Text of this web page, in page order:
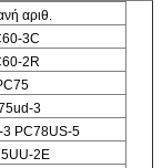
αριθ.
3C
2R
3
3 PC78US-5
2E